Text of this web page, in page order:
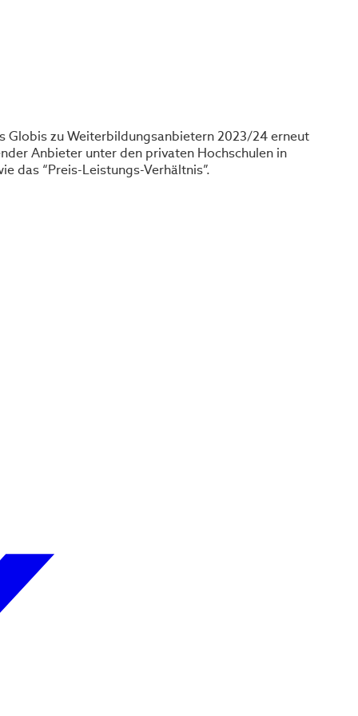
Globis zu Weiterbildungsanbietern 2023/24 erneut
Anbieter unter den privaten Hochschulen in
das “Preis-Leistungs-Verhältnis”.